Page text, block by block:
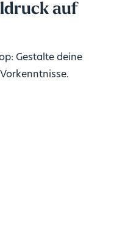
auf
Gestalte deine